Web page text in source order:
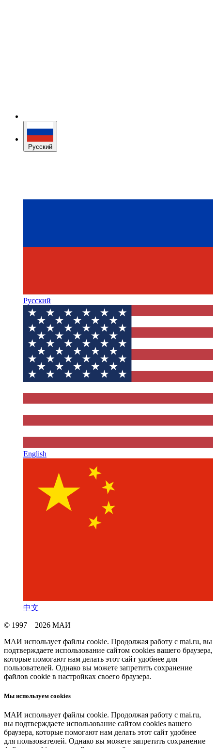
Русский
Русский
English
中文
© 1997—2026 МАИ
МАИ использует файлы cookie. Продолжая работу с mai.ru, вы
подтверждаете использование сайтом cookies вашего браузера,
которые помогают нам делать этот сайт удобнее для
пользователей. Однако вы можете запретить сохранение
файлов cookie в настройках своего браузера.
Мы используем cookies
МАИ использует файлы cookie. Продолжая работу с mai.ru,
вы подтверждаете использование сайтом cookies вашего
браузера, которые помогают нам делать этот сайт удобнее
для пользователей. Однако вы можете запретить сохранение